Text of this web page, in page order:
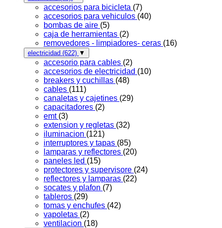
accesorios para bicicleta (7)
accesorios para vehiculos (40)
bombas de aire (5)
caja de herramientas (2)
removedores - limpiadores- ceras (16)
electricidad (622) ▼
accesorio para cables (2)
accesorios de electricidad (10)
breakers y cuchillas (48)
cables (111)
canaletas y cajetines (29)
capacitadores (2)
emt (3)
extension y regletas (32)
iluminacion (121)
interruptores y tapas (85)
lamparas y reflectores (20)
paneles led (15)
protectores y supervisore (24)
reflectores y lamparas (22)
socates y plafon (7)
tableros (29)
tomas y enchufes (42)
vapoletas (2)
ventilacion (18)